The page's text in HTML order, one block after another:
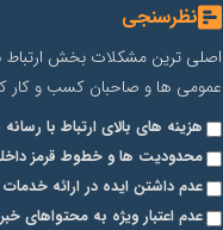
نظرسنجی
اصلی ترین مشکلات بخش ارتباط
عمومی ها و صاحبان کسب و کار
هزینه های بالای ارتباط با رسانه
محدودیت ها و خطوط قرمز
عدم داشتن ایده در ارائه
عدم اعتبار ویژه به محتواهای